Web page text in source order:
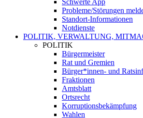
Schwerte App
Probleme/Störungen
Standort-Informationen
Notdienste
POLITIK, VERWALTUNG,
POLITIK
Bürgermeister
Rat und Gremien
Bürger*innen- und
Fraktionen
Amtsblatt
Ortsrecht
Korruptionsbekämpfung
Wahlen